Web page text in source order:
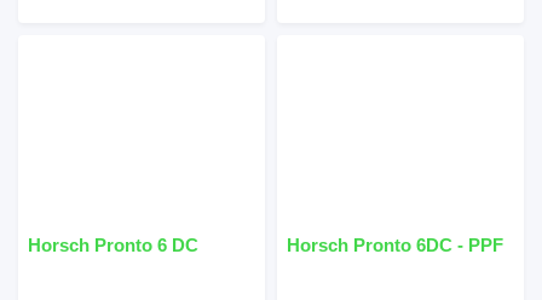
Horsch Pronto 6 DC Horsch Pronto 6DC - PPF